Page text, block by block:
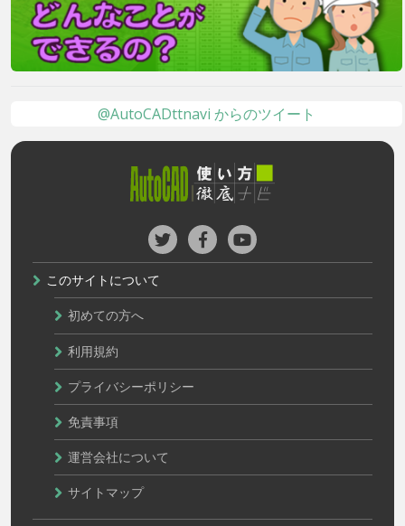
@AutoCADttnavi からのツイート
このサイトについて
初めての方へ
利用規約
プライバシーポリシー
免責事項
運営会社について
サイトマップ